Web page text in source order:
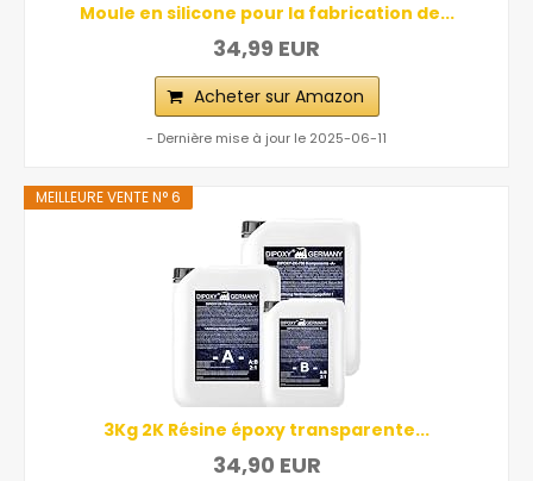
Moule en silicone pour la fabrication de...
34,99 EUR
Acheter sur Amazon
- Dernière mise à jour le 2025-06-11
MEILLEURE VENTE N° 6
3Kg 2K Résine époxy transparente...
34,90 EUR